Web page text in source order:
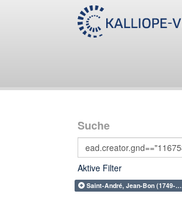
Suche
Aktive Filter
Saint-André, Jean-Bon (1749-…